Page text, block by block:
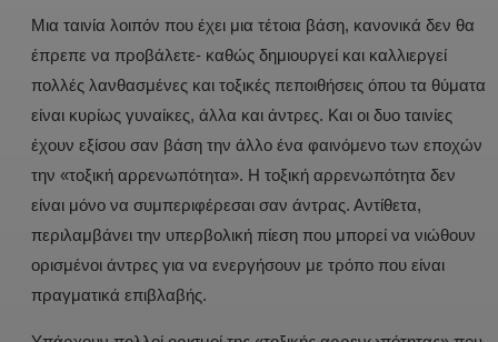
Μια ταινία λοιπόν που έχει μια τέτοια βάση, κανονικά δεν θα
έπρεπε να προβάλετε- καθώς δημιουργεί και καλλιεργεί
πολλές λανθασμένες και τοξικές πεποιθήσεις όπου τα θύματα
είναι κυρίως γυναίκες, άλλα και άντρες. Και οι δυο ταινίες
έχουν εξίσου σαν βάση την άλλο ένα φαινόμενο των εποχών
την «τοξική αρρενωπότητα». Η τοξική αρρενωπότητα δεν
είναι μόνο να συμπεριφέρεσαι σαν άντρας. Αντίθετα,
περιλαμβάνει την υπερβολική πίεση που μπορεί να νιώθουν
ορισμένοι άντρες για να ενεργήσουν με τρόπο που είναι
πραγματικά επιβλαβής.